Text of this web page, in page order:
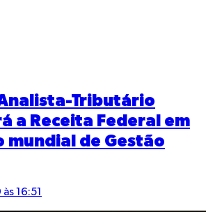
Tributário
a Receita Federal em
mundial de Gestão
16:51